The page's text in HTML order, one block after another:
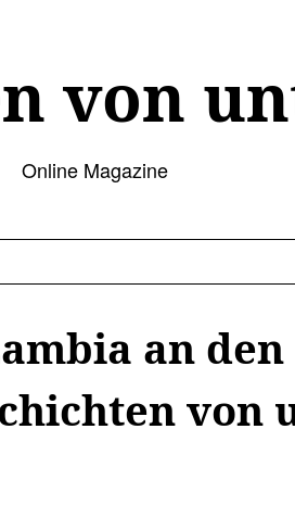
von
Online Magazine
an den
von